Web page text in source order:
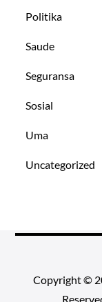
Politika
Saude
Seguransa
Sosial
Uma
Uncategorized
Copyright ©